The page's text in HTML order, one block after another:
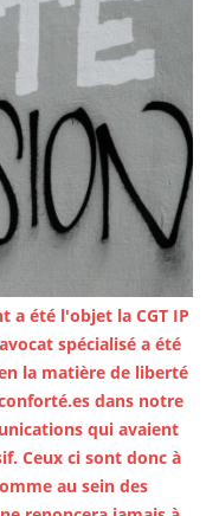
a été l'objet la CGT IP
spécialisé a été
la matière de liberté
dans notre
qui avaient
Ceux ci sont donc à
au sein des